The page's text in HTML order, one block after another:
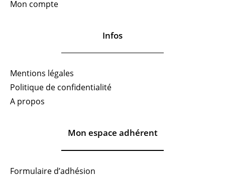
Mon compte
Infos
Mentions légales
Politique de confidentialité
A propos
Mon espace adhérent
Formulaire d’adhésion